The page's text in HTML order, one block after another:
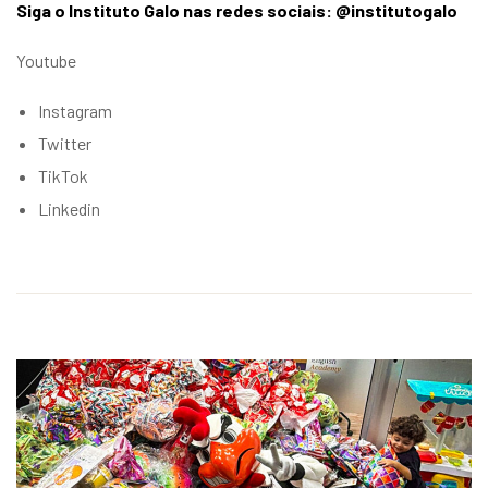
Siga o Instituto Galo nas redes sociais: @institutogalo
Youtube
Instagram
Twitter
TikTok
Linkedin